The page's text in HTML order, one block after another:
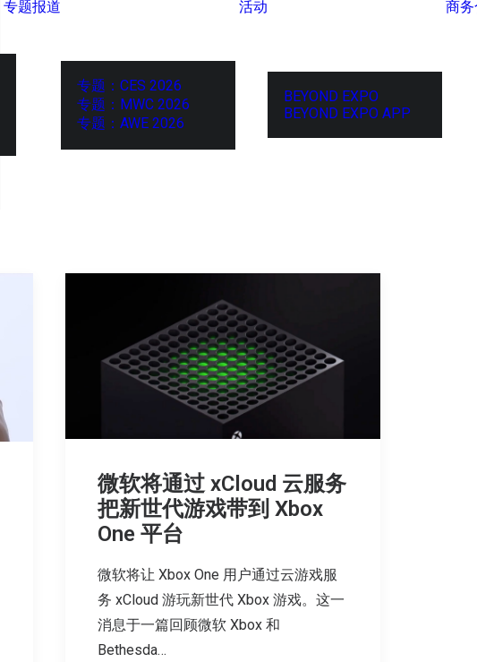
专题报道
专题：CES 2026
专题：MWC 2026
专题：AWE 2026
活动
BEYOND EXPO
BEYOND EXPO APP
商
微软将通过 xCloud 云服务
把新世代游戏带到 Xbox
One 平台
微软将让 Xbox One 用户通过云游戏服
务 xCloud 游玩新世代 Xbox 游戏。这一
消息于一篇回顾微软 Xbox 和
Bethesda…